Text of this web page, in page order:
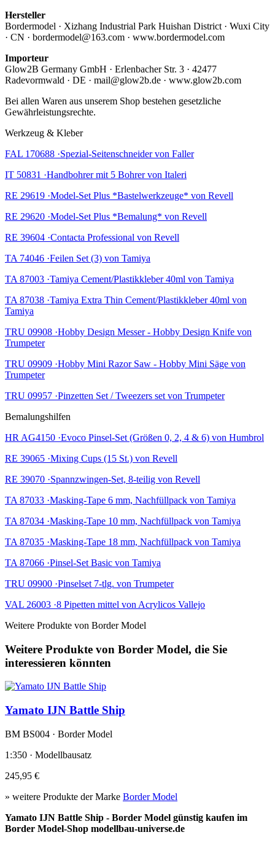
Hersteller
Bordermodel · Xizhang Industrial Park Huishan District · Wuxi City
· CN · bordermodel@163.com · www.bordermodel.com
Importeur
Glow2B Germany GmbH · Erlenbacher Str. 3 · 42477
Radevormwald · DE · mail@glow2b.de · www.glow2b.com
Bei allen Waren aus unserem Shop bestehen gesetzliche
Gewährleistungsrechte.
Werkzeug & Kleber
FAL 170688 ·Spezial-Seitenschneider von Faller
IT 50831 ·Handbohrer mit 5 Bohrer von Italeri
RE 29619 ·Model-Set Plus *Bastelwerkzeuge* von Revell
RE 29620 ·Model-Set Plus *Bemalung* von Revell
RE 39604 ·Contacta Professional von Revell
TA 74046 ·Feilen Set (3) von Tamiya
TA 87003 ·Tamiya Cement/Plastikkleber 40ml von Tamiya
TA 87038 ·Tamiya Extra Thin Cement/Plastikkleber 40ml von
Tamiya
TRU 09908 ·Hobby Design Messer - Hobby Design Knife von
Trumpeter
TRU 09909 ·Hobby Mini Razor Saw - Hobby Mini Säge von
Trumpeter
TRU 09957 ·Pinzetten Set / Tweezers set von Trumpeter
Bemalungshilfen
HR AG4150 ·Evoco Pinsel-Set (Größen 0, 2, 4 & 6) von Humbrol
RE 39065 ·Mixing Cups (15 St.) von Revell
RE 39070 ·Spannzwingen-Set, 8-teilig von Revell
TA 87033 ·Masking-Tape 6 mm, Nachfüllpack von Tamiya
TA 87034 ·Masking-Tape 10 mm, Nachfüllpack von Tamiya
TA 87035 ·Masking-Tape 18 mm, Nachfüllpack von Tamiya
TA 87066 ·Pinsel-Set Basic von Tamiya
TRU 09900 ·Pinselset 7-tlg. von Trumpeter
VAL 26003 ·8 Pipetten mittel von Acrylicos Vallejo
Weitere Produkte von Border Model
Weitere Produkte von Border Model, die Sie
interessieren könnten
Yamato IJN Battle Ship
BM BS004 · Border Model
1:350 · Modellbausatz
245,95 €
» weitere Produkte der Marke Border Model
Yamato IJN Battle Ship - Border Model günstig kaufen im
Border Model-Shop modellbau-universe.de